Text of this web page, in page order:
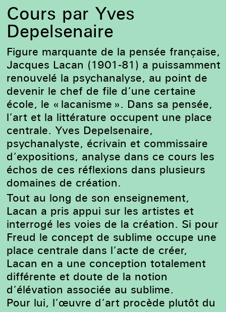
Marcel Berlanger, ZWMN #5, 2021 © Photo : HV
Photography.
Cours par Yves
Depelsenaire
Figure marquante de la pensée française,
Jacques Lacan (1901-81) a puissamment
renouvelé la psychanalyse, au point de
devenir le chef de file d’une certaine
école, le « lacanisme ». Dans sa pensée,
l’art et la littérature occupent une place
centrale. Yves Depelsenaire,
psychanalyste, écrivain et commissaire
d’expositions, analyse dans ce cours les
échos de ces réflexions dans plusieurs
domaines de création.
Tout au long de son enseignement,
Lacan a pris appui sur les artistes et
interrogé les voies de la création. Si pour
Freud le concept de sublime occupe une
place centrale dans l’acte de créer,
Lacan en a une conception totalement
différente et doute de la notion
d’élévation associée au sublime.
Pour lui, l’œuvre d’art procède plutôt du